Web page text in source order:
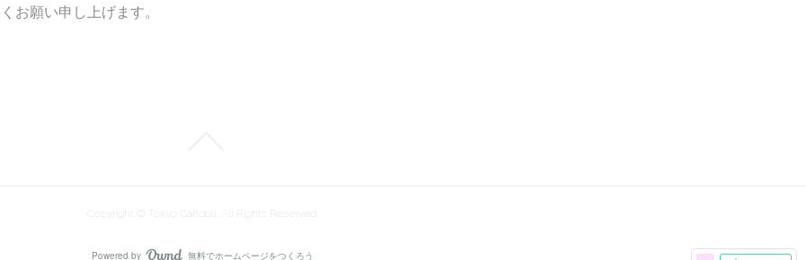
お願い申し上げます。
Copyright © Tokyo Candoll, All Rights Reserved.
Powered by 無料でホームページをつくろう